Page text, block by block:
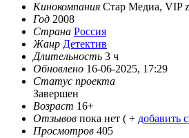
Кинокомпания Стар Медиа, VIP
Год 2008
Страна Россия
Жанр Детектив
Длительность 3 ч
Обновлено 16-06-2025, 17:29
Статус проекта
Завершен
Возраст 16+
Отзывов пока нет ( + добавить
Просмотров 405